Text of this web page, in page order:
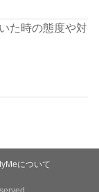
た時の態度や対
について